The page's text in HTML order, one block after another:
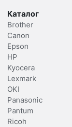
Каталог
Brother
Canon
Epson
HP
Kyocera
Lexmark
OKI
Panasonic
Pantum
Ricoh